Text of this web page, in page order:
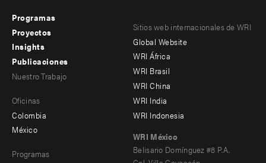
Footer
menu
-
Programas
Proyectos
Insights
Publicaciones
menu
-
Nuestro Trabajo
Oficinas
Colombia
México
Programas
Footer
menu
-
Offices
Sitios web internacionales de WRI
Global Website
WRI África
WRI Brasil
WRI China
WRI India
WRI Indonesia
WRI México
Belisario Domínguez #8 P.A.